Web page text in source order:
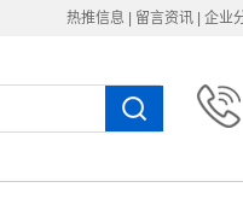
热推信息 留言资讯 企业